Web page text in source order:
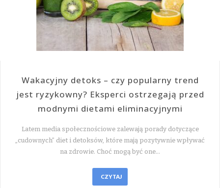
Wakacyjny detoks – czy popularny trend
jest ryzykowny? Eksperci ostrzegają przed
modnymi dietami eliminacyjnymi
Latem media społecznościowe zalewają porady dotyczące
„cudownych” diet i detoksów, które mają pozytywnie wpływać
na zdrowie. Choć mogą być one…
CZYTAJ